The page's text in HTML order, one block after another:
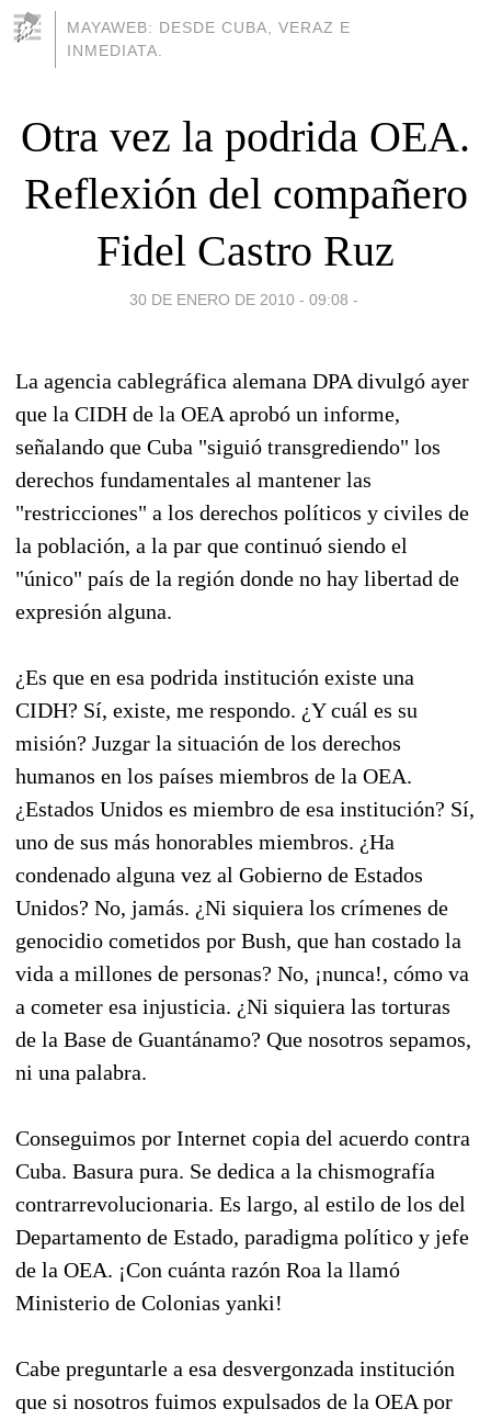
MAYAWEB: DESDE CUBA, VERAZ E
INMEDIATA.
Otra vez la podrida OEA.
Reflexión del compañero
Fidel Castro Ruz
30 DE ENERO DE 2010 - 09:08 -
La agencia cablegráfica alemana DPA divulgó ayer
que la CIDH de la OEA aprobó un informe,
señalando que Cuba "siguió transgrediendo" los
derechos fundamentales al mantener las
"restricciones" a los derechos políticos y civiles de
la población, a la par que continuó siendo el
"único" país de la región donde no hay libertad de
expresión alguna.
¿Es que en esa podrida institución existe una
CIDH? Sí, existe, me respondo. ¿Y cuál es su
misión? Juzgar la situación de los derechos
humanos en los países miembros de la OEA.
¿Estados Unidos es miembro de esa institución? Sí,
uno de sus más honorables miembros. ¿Ha
condenado alguna vez al Gobierno de Estados
Unidos? No, jamás. ¿Ni siquiera los crímenes de
genocidio cometidos por Bush, que han costado la
vida a millones de personas? No, ¡nunca!, cómo va
a cometer esa injusticia. ¿Ni siquiera las torturas
de la Base de Guantánamo? Que nosotros sepamos,
ni una palabra.
Conseguimos por Internet copia del acuerdo contra
Cuba. Basura pura. Se dedica a la chismografía
contrarrevolucionaria. Es largo, al estilo de los del
Departamento de Estado, paradigma político y jefe
de la OEA. ¡Con cuánta razón Roa la llamó
Ministerio de Colonias yanki!
Cabe preguntarle a esa desvergonzada institución
que si nosotros fuimos expulsados de la OEA por